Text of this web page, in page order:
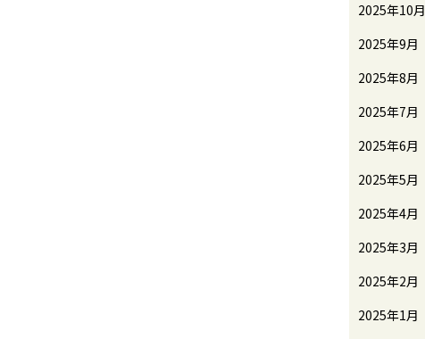
2025年10月
2025年9月
2025年8月
2025年7月
2025年6月
2025年5月
2025年4月
2025年3月
2025年2月
2025年1月